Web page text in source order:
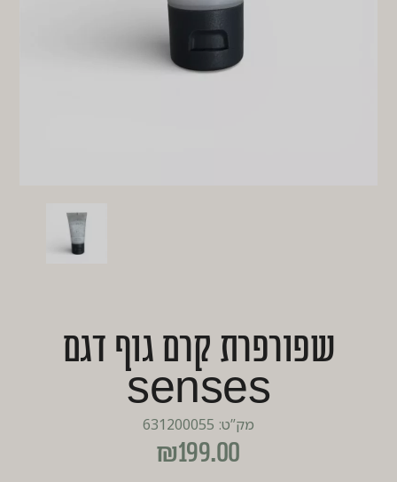
שפורפרת קרם גוף דגם
senses
מק”ט: 631200055
₪199.00